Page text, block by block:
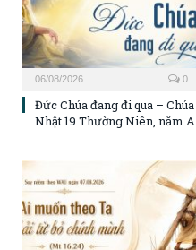
06/08/2026 0
Đức Chúa đang đi qua – Chúa
Nhật 19 Thường Niên, năm A